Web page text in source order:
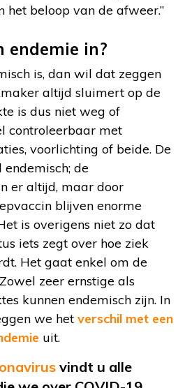
het beloop van de afweer.”
endemie in?
is, dan wil dat zeggen
altijd sluimert op de
is dus niet weg of
controleerbaar met
voorlichting of beide. De
de
er altijd, maar door
blijven enorme
is overigens niet zo dat
iets zegt over hoe ziek
Het gaat enkel om de
zeer ernstige als
kunnen endemisch zijn. In
we het verschil met een
uit.
vindt u alle